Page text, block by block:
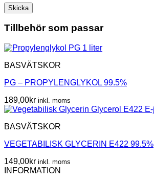
Tillbehör som passar
BASVÄTSKOR
PG – PROPYLENGLYKOL 99.5%
189,00kr inkl. moms
BASVÄTSKOR
VEGETABILISK GLYCERIN E422 99.5%
149,00kr inkl. moms
INFORMATION